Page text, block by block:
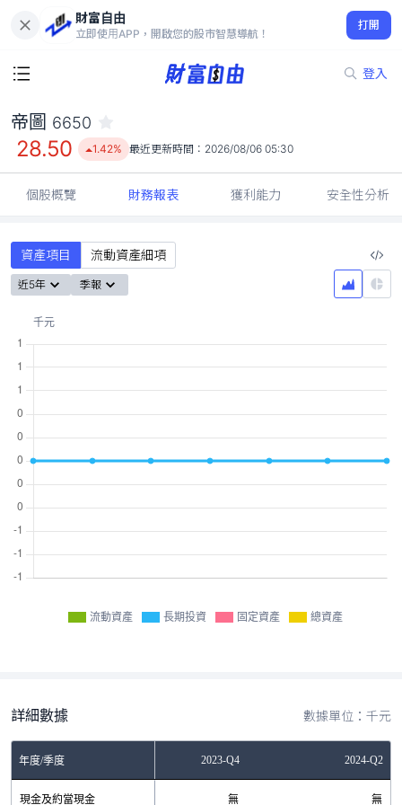
財富自由
立即使用APP，開啟您的股市智慧導航！
打開
登入
28.50
1.42%
帝圖 6650
28.50 1.42% 最近更新時間： 2026/08/06 05:30
個股概覽 財務報表 獲利能力 安全性分析
資產項目 流動資產細項
近5年 季報
流動資產 長期投資 固定資產 總資產
詳細數據 數據單位：千元
年度/季度2023-Q2 2023-Q4 2024-Q2
現金及約當現金
無 無 無